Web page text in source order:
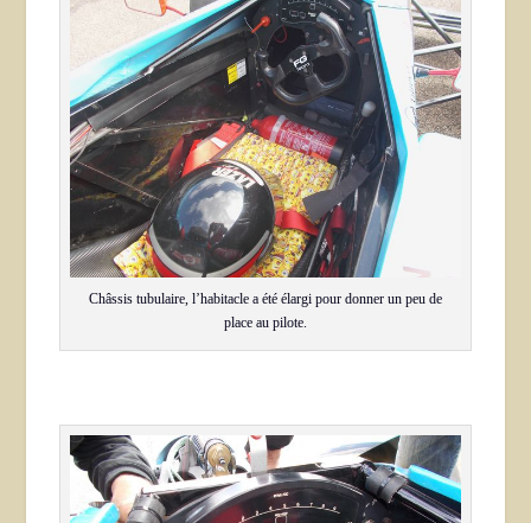
Châssis tubulaire, l’habitacle a été élargi pour donner un peu de
place au pilote.